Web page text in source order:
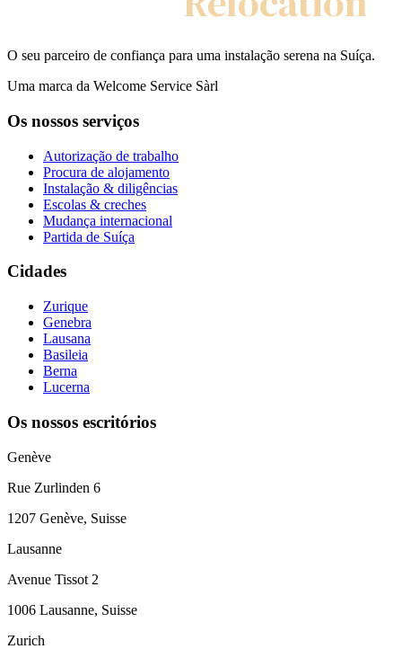
O seu parceiro de confiança para uma instalação serena na Suíça.
Uma marca da Welcome Service Sàrl
Os nossos serviços
Autorização de trabalho
Procura de alojamento
Instalação & diligências
Escolas & creches
Mudança internacional
Partida de Suíça
Cidades
Zurique
Genebra
Lausana
Basileia
Berna
Lucerna
Os nossos escritórios
Genève
Rue Zurlinden 6
1207 Genève, Suisse
Lausanne
Avenue Tissot 2
1006 Lausanne, Suisse
Zurich